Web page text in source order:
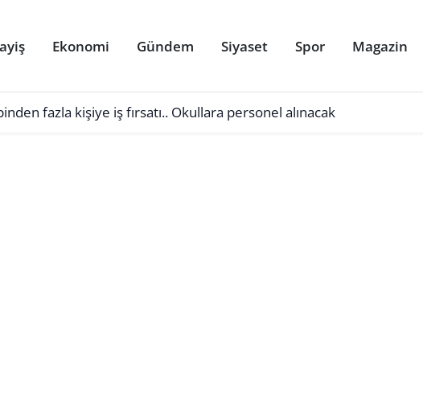
Ekonomi Gündem Siyaset Spor Magazin
fazla kişiye iş fırsatı.. Okullara personel alınacak